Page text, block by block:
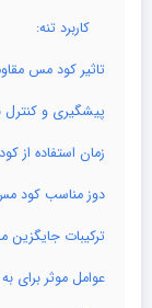
کاربرد تنه:
تاثیر کود مس
پیشگیری و کنترل
زمان استفاده از
دوز مناسب کود
ترکیبات
عوامل موثر برای